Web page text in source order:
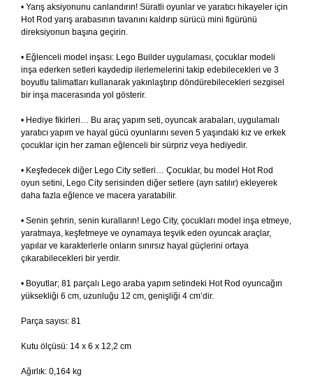
• Yarış aksiyonunu canlandırın! Süratli oyunlar ve yaratıcı hikayeler için
Hot Rod yarış arabasının tavanını kaldırıp sürücü mini figürünü
direksiyonun başına geçirin.
• Eğlenceli model inşası: Lego Builder uygulaması, çocuklar modeli
inşa ederken setleri kaydedip ilerlemelerini takip edebilecekleri ve 3
boyutlu talimatları kullanarak yakınlaştırıp döndürebilecekleri sezgisel
bir inşa macerasında yol gösterir.
• Hediye fikirleri… Bu araç yapım seti, oyuncak arabaları, uygulamalı
yaratıcı yapım ve hayal gücü oyunlarını seven 5 yaşındaki kız ve erkek
çocuklar için her zaman eğlenceli bir sürpriz veya hediyedir.
• Keşfedecek diğer Lego City setleri… Çocuklar, bu model Hot Rod
oyun setini, Lego City serisinden diğer setlere (ayrı satılır) ekleyerek
daha fazla eğlence ve macera yaratabilir.
• Senin şehrin, senin kuralların! Lego City, çocukları model inşa etmeye,
yaratmaya, keşfetmeye ve oynamaya teşvik eden oyuncak araçlar,
yapılar ve karakterlerle onların sınırsız hayal güçlerini ortaya
çıkarabilecekleri bir yerdir.
• Boyutlar; 81 parçalı Lego araba yapım setindeki Hot Rod oyuncağın
yüksekliği 6 cm, uzunluğu 12 cm, genişliği 4 cm’dir.
Parça sayısı: 81
Kutu ölçüsü: 14 x 6 x 12,2 cm
Ağırlık: 0,164 kg